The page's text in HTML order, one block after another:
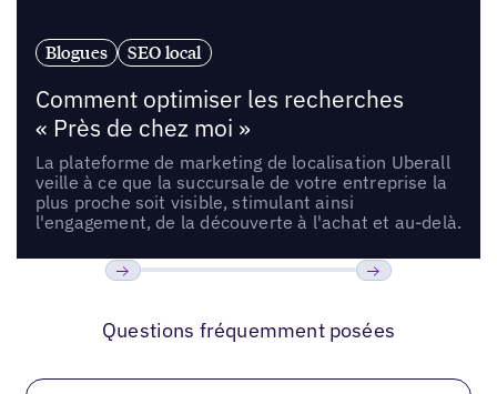
Blogues SEO local
Comment optimiser les recherches
« Près de chez moi »
La plateforme de marketing de localisation Uberall
veille à ce que la succursale de votre entreprise la
plus proche soit visible, stimulant ainsi
l'engagement, de la découverte à l'achat et au-delà.
Questions fréquemment posées